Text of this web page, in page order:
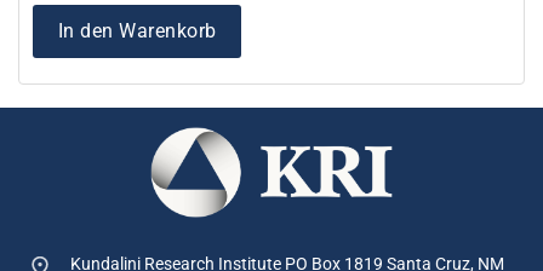
In den Warenkorb
Kundalini Research Institute PO Box 1819 Santa Cruz, NM